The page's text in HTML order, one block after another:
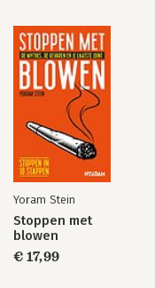
Yoram Stein
Stoppen met
blowen
€ 17,99